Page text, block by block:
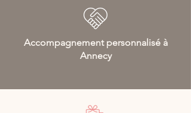
Accompagnement personnalisé à
Annecy